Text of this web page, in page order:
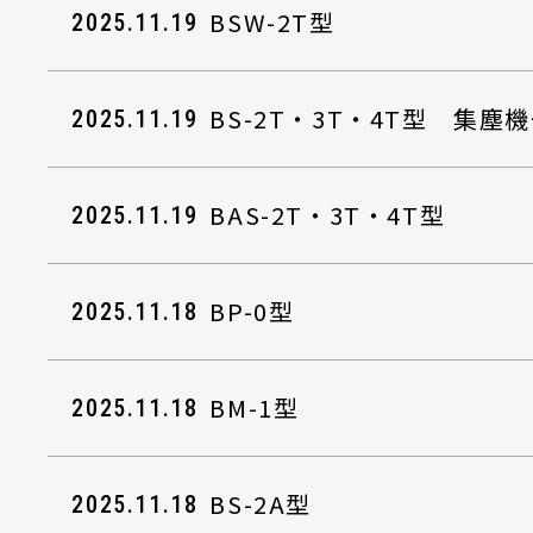
2025.11.19 BSW-2T型
2025.11.19 BS-2T・3T・4T型 集塵
2025.11.19 BAS-2T・3T・4T型
2025.11.18 BP-0型
2025.11.18 BM-1型
2025.11.18 BS-2A型